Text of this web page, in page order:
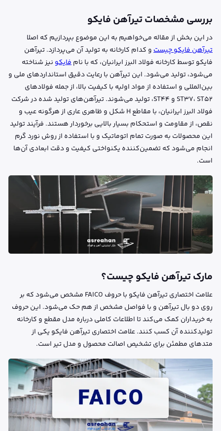
بررسی مشخصات تیرآهن فایکو
در این بخش از مقاله می‌خواهیم به این موضوع بپردازیم که اصلا
تیرآهن فایکو چیستو کدام کارخانه به تولید آن می‌پردازد. تیرآهن
فایکو توسط کارخانه فولاد البرز ایرانیان، که با نامفایکو نیز شناخته
می‌شود، تولید می‌شود. این تیرآهن با رعایت دقیق استانداردهای ملی و
بین‌المللی و استفاده از مواد اولیه با کیفیت بالا، از جمله فولادهای
ST37، ST52 و ST44، تولید می‌شوند. تیرآهن‌های تولید شده در شرکت
فولاد البرز ایرانیان، با مقاطع H شکل و ظاهری عاری از هرگونه عیب و
نقص، از مقاومت و استحکام بسیار بالایی برخوردار هستند. فرآیند تولید
این محصولات به صورت تمام اتوماتیک و با استفاده از روش نورد گرم
انجام می‌شود که تضمین‌کننده یکنواختی کیفیت و دقت ابعادی آن‌ها
است.
مارک تیرآهن فایکو چیست؟
علامت اختصاری تیرآهن فایکو با حروف FAICO مشخص می‌شود که بر
روی دو بال تیرآهن و با فواصل مشخص از هم حک می‌شود. این حروف
به خریداران کمک می‌کند تا اطلاعات کاملی درباره مدل مقطع و کارخانه
تولیدکننده آن کسب کنند. علامت اختصاری تیرآهن فایکو یکی از
متدهای مطمئن برای تشخیص اصالت محصول و مدل تیر است.